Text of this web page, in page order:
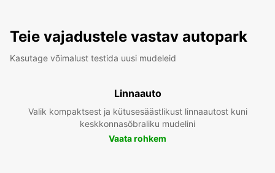
Teie vajadustele vastav autopark
Kasutage võimalust testida uusi mudeleid
Linnaauto
Valik kompaktsest ja kütusesäästlikust linnaautost kuni
keskkonnasõbraliku mudelini
Vaata rohkem